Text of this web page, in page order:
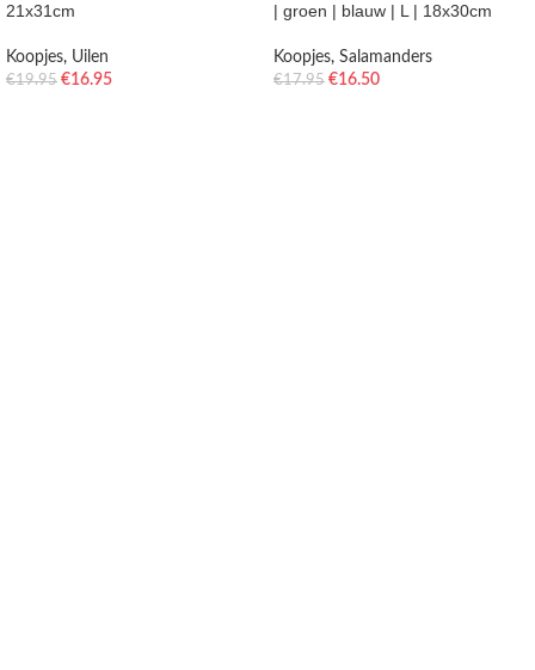
21x31cm
Koopjes, Uilen
€19.95 €16.95
| groen | blauw | L | 18x30cm
Koopjes, Salamanders
€17.95 €16.50